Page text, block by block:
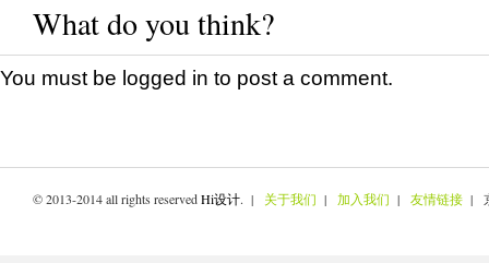
What do you think?
You must be logged in to post a comment.
© 2013-2014 all rights reservedHi设计. | 关于我们 | 加入我们 | 友情链接 |